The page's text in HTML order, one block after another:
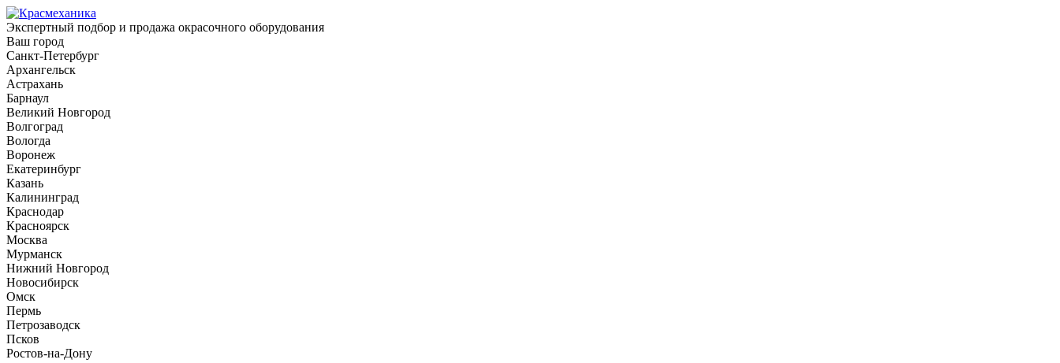
Экспертный подбор и продажа окрасочного оборудования
Ваш город
Санкт-Петербург
Архангельск
Астрахань
Барнаул
Великий Новгород
Волгоград
Вологда
Воронеж
Екатеринбург
Казань
Калининград
Краснодар
Красноярск
Москва
Мурманск
Нижний Новгород
Новосибирск
Омск
Пермь
Петрозаводск
Псков
Ростов-на-Дону